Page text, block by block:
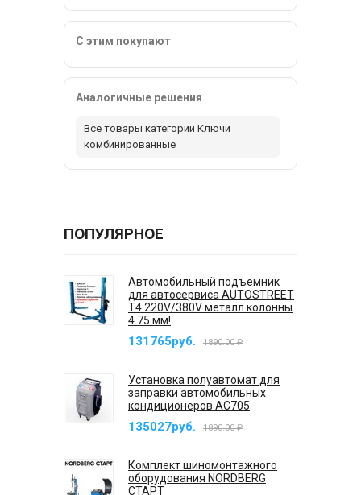
С этим покупают
Аналогичные решения
Все товары категории Ключи
комбинированные
ПОПУЛЯРНОЕ
Автомобильный подъемник
для автосервиса AUTOSTREET
T4 220V/380V металл колонны
4.75 мм!
131765руб. 1890.00 ₽
Установка полуавтомат для
заправки автомобильных
кондиционеров AC705
135027руб. 1890.00 ₽
Комплект шиномонтажного
оборудования NORDBERG
СТАРТ